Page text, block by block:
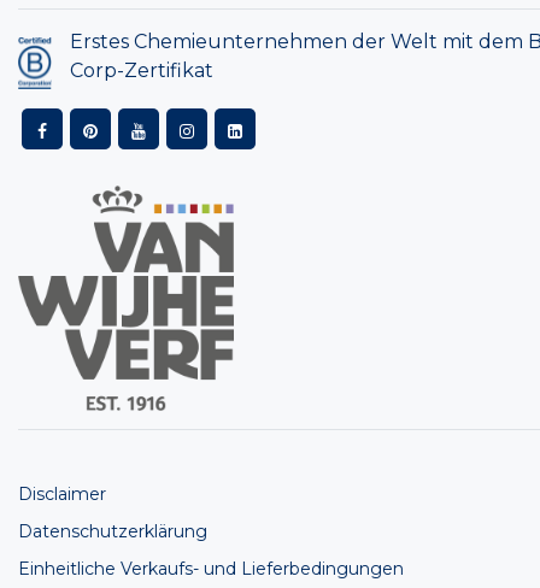
Erstes Chemieunternehmen der Welt mit dem
Corp-Zertifikat
Disclaimer
Datenschutzerklärung
Einheitliche Verkaufs- und Lieferbedingungen